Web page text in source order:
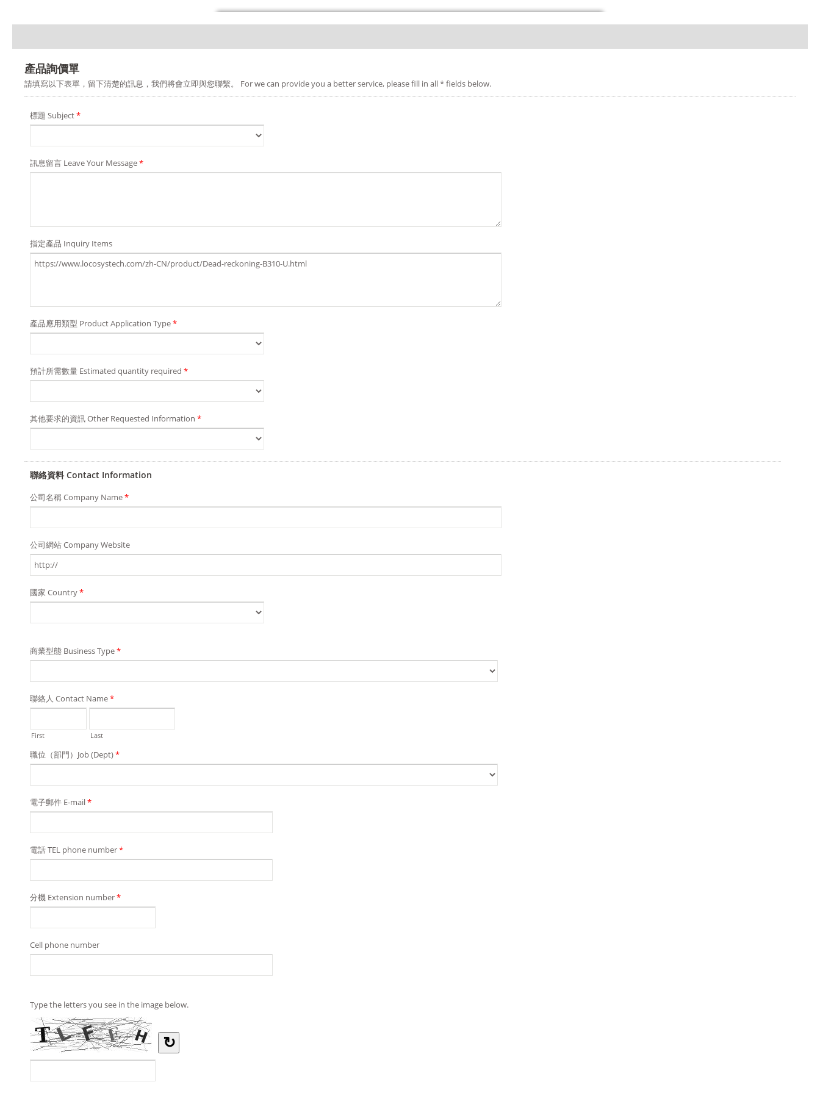
產品詢價單
請填寫以下表單，留下清楚的訊息，我們將會立即與您聯繫。 For we can provide you a better service, please fill in all * fields below.
標題 Subject*
訊息留言 Leave Your Message*
指定產品 Inquiry Items
產品應用類型 Product Application Type*
預計所需數量 Estimated quantity required *
其他要求的資訊 Other Requested Information *
聯絡資料 Contact Information
公司名稱 Company Name*
公司網站 Company Website
國家 Country*
商業型態 Business Type*
聯絡人 Contact Name*
First Last
職位（部門）Job (Dept)*
電子郵件 E-mail*
電話 TEL phone number*
分機 Extension number*
Cell phone number
Type the letters you see in the image below.
↻